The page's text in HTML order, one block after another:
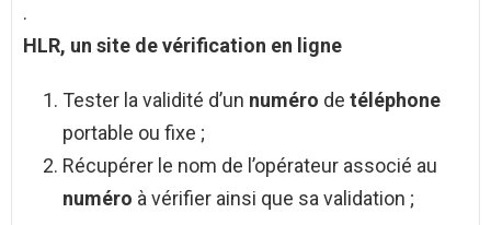
.
HLR, un site de vérification en ligne
Tester la validité d’un numéro de téléphone
portable ou fixe ;
Récupérer le nom de l’opérateur associé au
numéro à vérifier ainsi que sa validation ;